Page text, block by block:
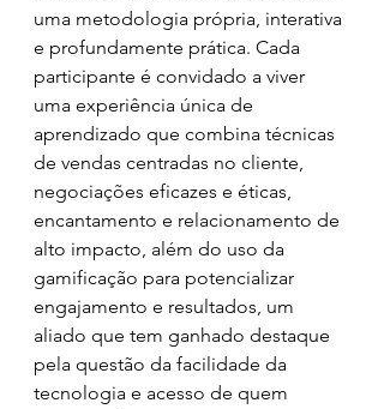
uma metodologia própria, interativa
e profundamente prática. Cada
participante é convidado a viver
uma experiência única de
aprendizado que combina técnicas
de vendas centradas no cliente,
negociações eficazes e éticas,
encantamento e relacionamento de
alto impacto, além do uso da
gamificação para potencializar
engajamento e resultados, um
aliado que tem ganhado destaque
pela questão da facilidade da
tecnologia e acesso de quem